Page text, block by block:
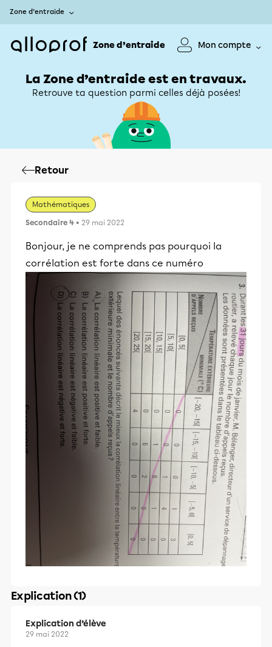
Zone d’entraide
Zone d’entraide Mon compte
La Zone d’entraide est en travaux.
Retrouve ta question parmi celles déjà posées!
Retour
Mathématiques
Secondaire 4 • 29 mai 2022
Bonjour, je ne comprends pas pourquoi la
corrélation est forte dans ce numéro
Explication (1)
Explication d’élève
29 mai 2022